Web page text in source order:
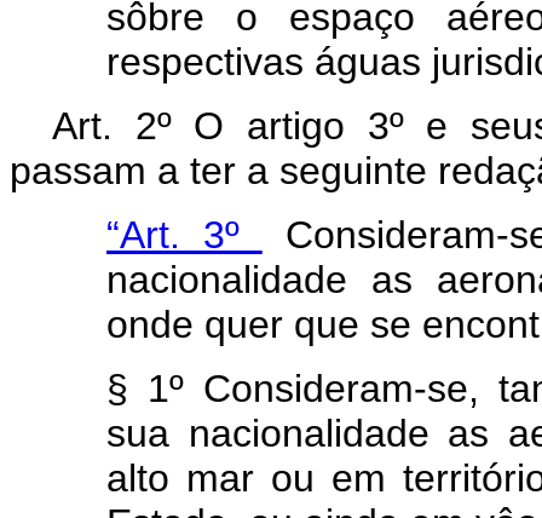
sôbre o espaço
respectivas águas
Art. 2º O artigo 3º e
passam a ter a seguinte
“Art. 3º
Consideram-
nacionalidade as
onde quer que se
§ 1º Consideram-se,
sua nacionalidade as
alto mar ou em